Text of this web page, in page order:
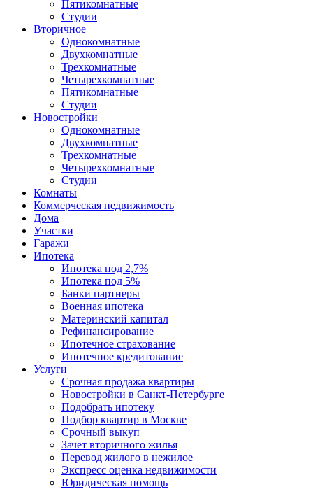
Пятикомнатные
Студии
Вторичное
Однокомнатные
Двухкомнатные
Трехкомнатные
Четырехкомнатные
Пятикомнатные
Студии
Новостройки
Однокомнатные
Двухкомнатные
Трехкомнатные
Четырехкомнатные
Студии
Комнаты
Коммерческая недвижимость
Дома
Участки
Гаражи
Ипотека
Ипотека под 2,7%
Ипотека под 5%
Банки партнеры
Военная ипотека
Материнский капитал
Рефинансирование
Ипотечное страхование
Ипотечное кредитование
Услуги
Срочная продажа квартиры
Новостройки в Санкт-Петербурге
Подобрать ипотеку
Подбор квартир в Москве
Срочный выкуп
Зачет вторичного жилья
Перевод жилого в нежилое
Экспресс оценка недвижимости
Юридическая помощь